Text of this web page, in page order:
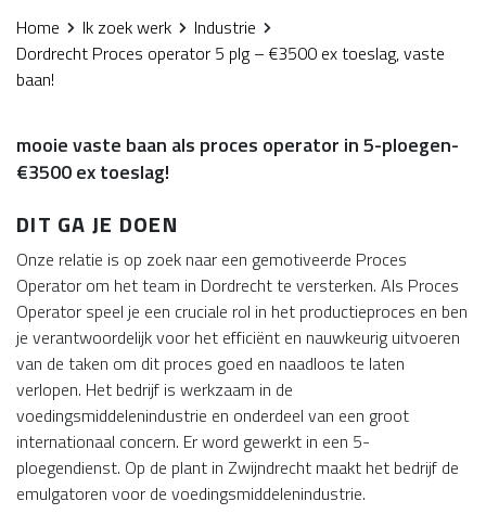
Home Ik zoek werk
Industrie
Dordrecht Proces operator 5 plg – €3500 ex toeslag, vaste
baan!
mooie vaste baan als proces operator in 5-ploegen-
€3500 ex toeslag!
DIT GA JE DOEN
Onze relatie is op zoek naar een gemotiveerde Proces
Operator om het team in Dordrecht te versterken. Als Proces
Operator speel je een cruciale rol in het productieproces en ben
je verantwoordelijk voor het efficiënt en nauwkeurig uitvoeren
van de taken om dit proces goed en naadloos te laten
verlopen. Het bedrijf is werkzaam in de
voedingsmiddelenindustrie en onderdeel van een groot
internationaal concern. Er word gewerkt in een 5-
ploegendienst. Op de plant in Zwijndrecht maakt het bedrijf de
emulgatoren voor de voedingsmiddelenindustrie.